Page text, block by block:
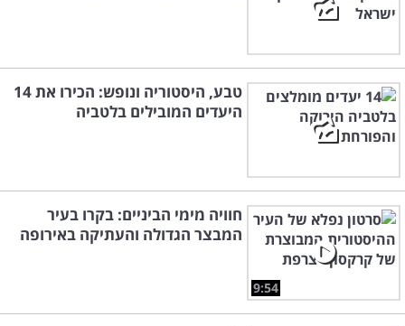
טבע, היסטוריה ונופש: הכירו את 14
היעדים המובילים בלטביה
9:54
חוויה מימי הביניים: בקרו בעיר
המבצר הגדולה והעתיקה באירופה